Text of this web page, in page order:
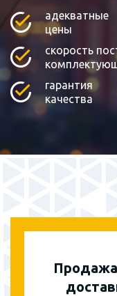
адекватные
цены
скорость
гарантия
качества
Продажа